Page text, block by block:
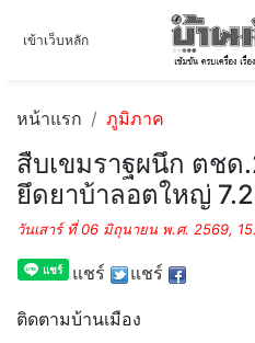
เข้าเว็บหลัก
หน้าแรก ภูมิภาค
สืบเขมราฐผนึก ตช
ยึดยาบ้าลอตใหญ่
วันเสาร์ ที่ 06 มิถุนายน พ.ศ. 2569,
แชร์ แชร์
ติดตามบ้านเมือง